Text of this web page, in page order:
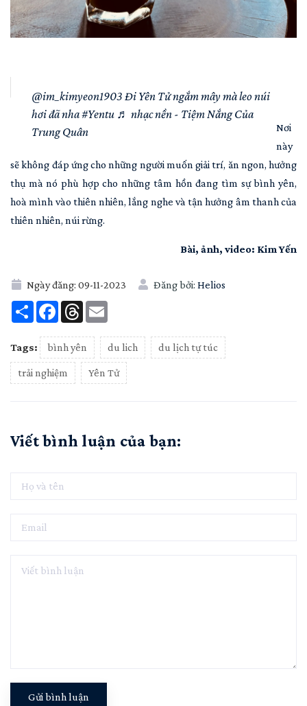
@im_kimyeon1903 Đi Yên Tử ngắm mây mà leo núi
hơi đã nha#Yentu ♬ nhạc nền - Tiệm Nắng Của
Trung Quân
Nơi
này
sẽ không đáp ứng cho những người muốn giải trí, ăn ngon, hưởng
thụ mà nó phù hợp cho những tâm hồn đang tìm sự bình yên,
hoà mình vào thiên nhiên, lắng nghe và tận hưởng âm thanh của
thiên nhiên, núi rừng.
Bài, ảnh, video: Kim Yến
Ngày đăng: 09-11-2023 Đăng bởi: Helios
Share Facebook
Threads
Tags: bình yên du lich du lịch tự túc
trải nghiệm Yên Tử
Viết bình luận của bạn:
Gửi bình luận